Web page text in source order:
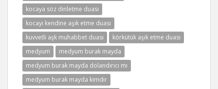
kocaya söz dinletme duası
kocayı kendine aşık etme duası
kuvvetli aşk muhabbet duası
körkütük aşık etme duası
medyum
medyum burak mayda
medyum burak mayda dolandırıcı mı
medyum burak mayda kimdir